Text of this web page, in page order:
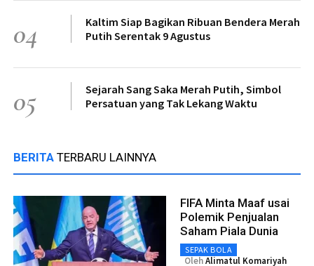
04
Kaltim Siap Bagikan Ribuan Bendera Merah
Putih Serentak 9 Agustus
05
Sejarah Sang Saka Merah Putih, Simbol
Persatuan yang Tak Lekang Waktu
BERITA TERBARU LAINNYA
FIFA Minta Maaf usai
Polemik Penjualan
Saham Piala Dunia
SEPAK BOLA
OlehAlimatul Komariyah